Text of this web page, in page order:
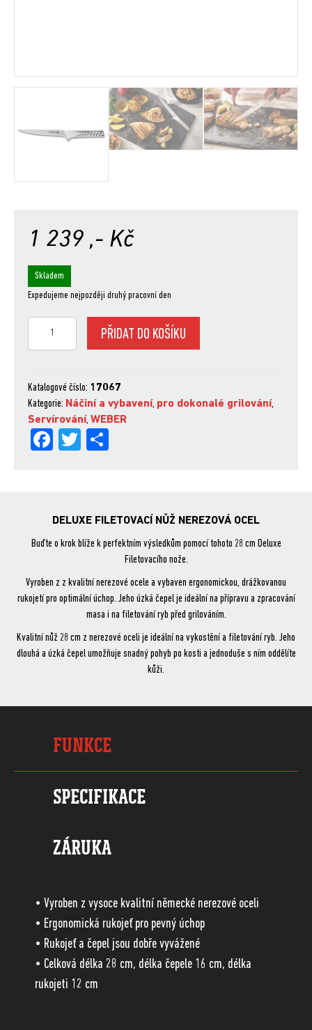
1 239 ,- Kč
Skladem
Expedujeme nejpozději druhý pracovní den
PŘIDAT DO KOŠÍKU
Katalogové číslo: 17067
Kategorie: Náčiní a vybavení, pro dokonalé grilování,
Servírování, WEBER
Fa
Tw
DELUXE FILETOVACÍ NŮŽ NEREZOVÁ OCEL
Buďte o krok blíže k perfektním výsledkům pomocí tohoto 28 cm Deluxe
Filetovacího nože.
Vyroben z z kvalitní nerezové ocele a vybaven ergonomickou, drážkovanou
rukojetí pro optimální úchop. Jeho úzká čepel je ideální na přípravu a zpracování
masa i na filetování ryb před grilováním.
Kvalitní nůž 28 cm z nerezové oceli je ideální na vykostění a filetování ryb. Jeho
dlouhá a úzká čepel umožňuje snadný pohyb po kosti a jednoduše s ním oddělíte
kůži.
FUNKCE
SPECIFIKACE
ZÁRUKA
• Vyroben z vysoce kvalitní německé nerezové oceli
• Ergonomická rukojeť pro pevný úchop
• Rukojeť a čepel jsou dobře vyvážené
• Celková délka 28 cm, délka čepele 16 cm, délka
rukojeti 12 cm